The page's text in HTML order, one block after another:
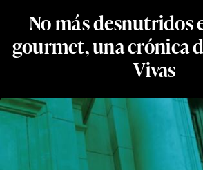
No más desnutridos
gourmet, una crónica
Vivas